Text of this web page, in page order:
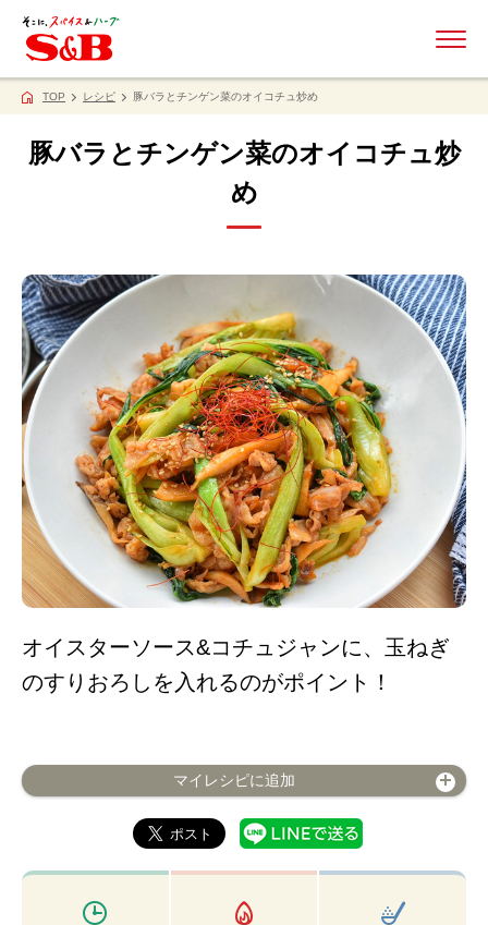
TOP レシピ 豚バラとチンゲン菜のオイコチュ炒め
豚バラとチンゲン菜のオイコチュ炒
め
オイスターソース&コチュジャンに、玉ねぎ
のすりおろしを入れるのがポイント！
マイレシピに追加